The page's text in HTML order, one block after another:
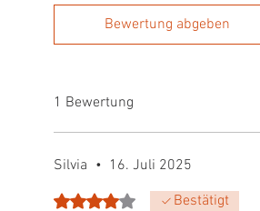
Bewertung abgeben
1 Bewertung
Silvia • 16. Juli 2025
Mit 4 von 5 Sternen bewertet.
Bestätigt